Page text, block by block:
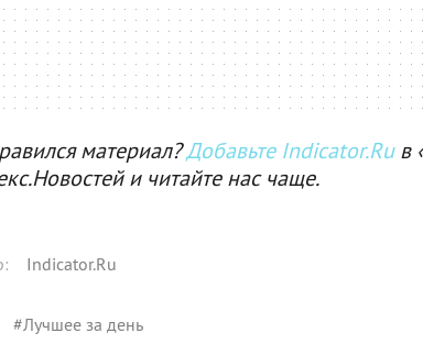
материал?Добавьте Indicator.Ruв
и читайте нас чаще.
: Indicator.Ru
#Лучшее за день